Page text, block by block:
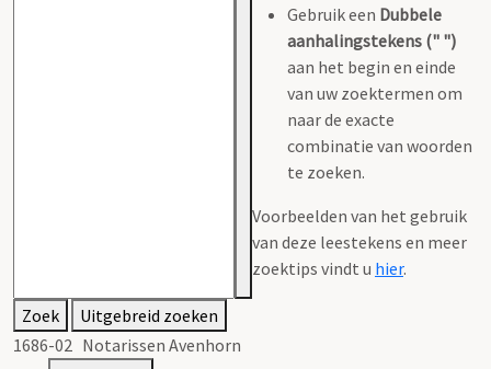
Gebruik een Dubbele
aanhalingstekens (" ")
aan het begin en einde
van uw zoektermen om
naar de exacte
combinatie van woorden
te zoeken.
Voorbeelden van het gebruik
van deze leestekens en meer
zoektips vindt u hier.
Zoek
Uitgebreid zoeken
1686-02 Notarissen Avenhorn